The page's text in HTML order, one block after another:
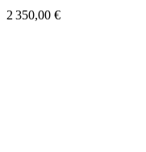
2 350,00 €